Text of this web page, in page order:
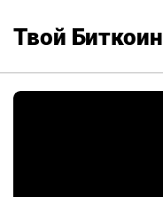
содержанию
Твой Биткоин